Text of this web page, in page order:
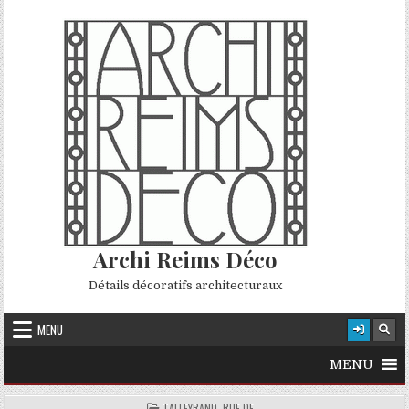
Skip to content
Archi Reims Déco
Détails décoratifs architecturaux
MENU
MENU